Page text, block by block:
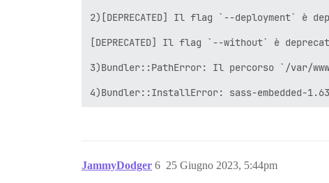
2)[DEPRECATED] Il flag `--deployment`
[DEPRECATED] Il flag `--without` è
3)Bundler::PathError: Il percorso `/var/
JammyDodger 25 Giugno 2023, 5:44pm
6